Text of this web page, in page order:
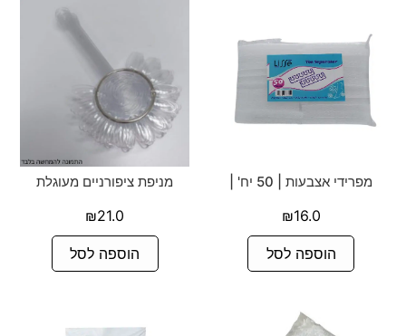
מפרידי אצבעות | 50 יח' |
₪16.0
הוספה לסל
מניפת ציפורניים מעוגלת
₪21.0
הוספה לסל